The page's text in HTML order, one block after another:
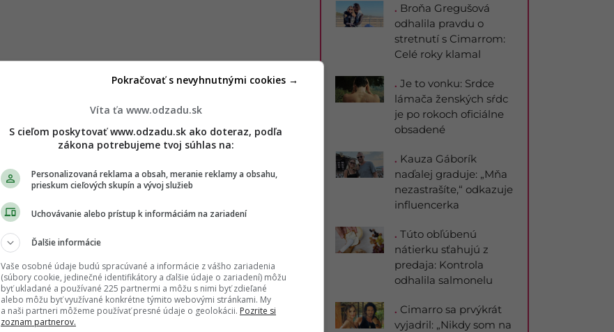
. Broňa Gregušová
odhalila pravdu o
stretnutí s Cimarrom:
Celé roky klamal
. Je to vonku: Srdce
lámača ženských sŕdc
je po rokoch oficiálne
obsadené
. Kauza Gáborík
naďalej graduje: „Mňa
nezastrašíte,“ odkazuje
influencerka
. Túto obľúbenú
nátierku sťahujú z
predaja: Kontrola
odhalila salmonelu
. Cimarro sa prvýkrát
vyjadril: „Nikdy som na
Víta ťa www.odzadu.sk
S cieľom poskytovať www.odzadu.sk ako doteraz, podľa
zákona potrebujeme tvoj súhlas na:
Personalizovaná reklama a obsah, meranie reklamy a obsahu,
prieskum cieľových skupín a vývoj služieb
Uchovávanie alebo prístup k informáciám na zariadení
Ďalšie informácie
Vaše osobné údaje budú spracúvané a informácie z vášho zariadenia
(súbory cookie, jedinečné identifikátory a ďalšie údaje o zariadení) môžu
byť ukladané a používané 225 partnermi a môžu s nimi byť zdieľané
alebo môžu byť využívané konkrétne týmito webovými stránkami. My
a naši partneri môžeme používať presné údaje o geolokácii. Pozrite si
zoznam partnerov.
Pokračovať s nevyhnutnými cookies →